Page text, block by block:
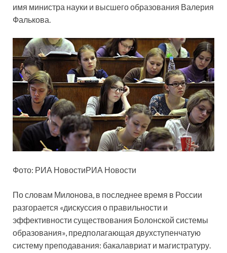
имя министра науки и высшего образования Валерия
Фалькова.
Фото: РИА НовостиРИА Новости
По словам Милонова, в последнее время в России
разгорается «дискуссия о правильности и
эффективности существования Болонской системы
образования», предполагающая двухступенчатую
систему преподавания: бакалавриат и магистратуру.